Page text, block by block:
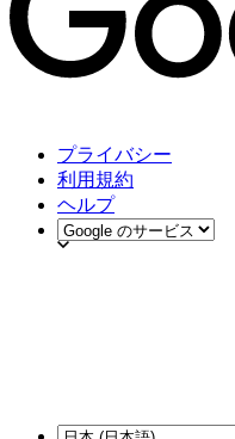
プライバシー
利用規約
ヘルプ